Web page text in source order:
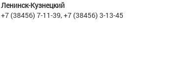
Ленинск-Кузнецкий
+7 (38456) 7-11-39, +7 (38456) 3-13-45